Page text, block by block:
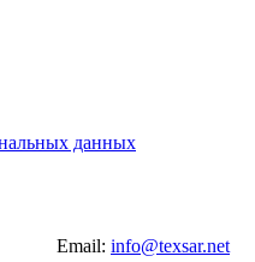
данных
Email: info@texsar.net